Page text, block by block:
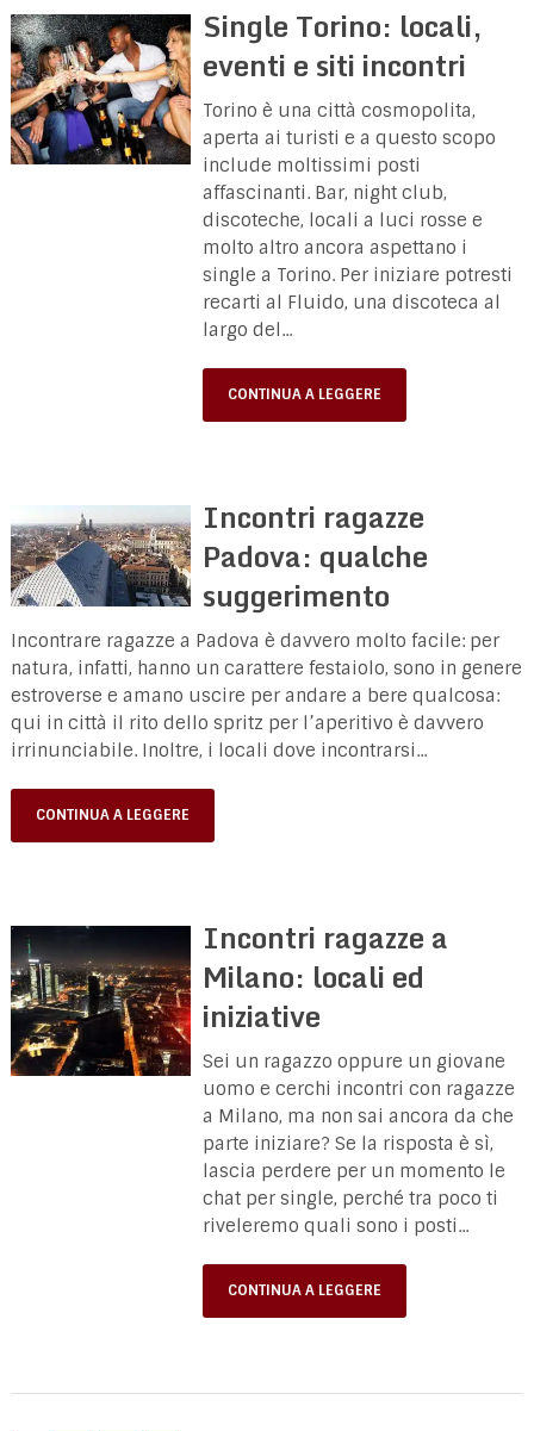
Single Torino: locali,
eventi e siti incontri
Torino è una città cosmopolita,
aperta ai turisti e a questo scopo
include moltissimi posti
affascinanti. Bar, night club,
discoteche, locali a luci rosse e
molto altro ancora aspettano i
single a Torino. Per iniziare potresti
recarti al Fluido, una discoteca al
largo del...
CONTINUA A LEGGERE
Incontri ragazze
Padova: qualche
suggerimento
Incontrare ragazze a Padova è davvero molto facile: per
natura, infatti, hanno un carattere festaiolo, sono in genere
estroverse e amano uscire per andare a bere qualcosa:
qui in città il rito dello spritz per l’aperitivo è davvero
irrinunciabile. Inoltre, i locali dove incontrarsi...
CONTINUA A LEGGERE
Incontri ragazze a
Milano: locali ed
iniziative
Sei un ragazzo oppure un giovane
uomo e cerchi incontri con ragazze
a Milano, ma non sai ancora da che
parte iniziare? Se la risposta è sì,
lascia perdere per un momento le
chat per single, perché tra poco ti
riveleremo quali sono i posti...
CONTINUA A LEGGERE